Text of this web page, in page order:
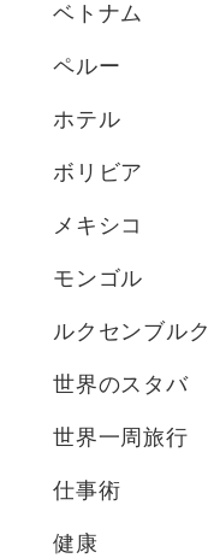
ベトナム
ペルー
ホテル
ボリビア
メキシコ
モンゴル
ルクセンブルク
世界のスタバ
世界一周旅行
仕事術
健康